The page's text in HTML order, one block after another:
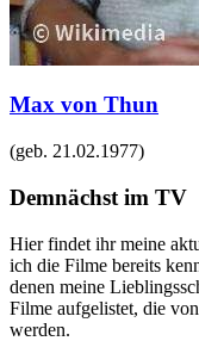
Max von Thun
(geb. 21.02.1977)
Demnächst im TV
Hier findet ihr meine
ich die Filme bereits
denen meine
Filme aufgelistet, die
werden.